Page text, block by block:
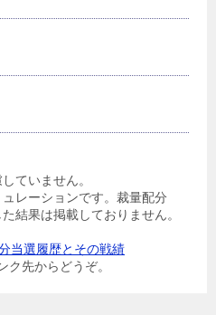
ていません。
レーションです。裁量配分
結果は掲載しておりません。
当選履歴とその戦績
ク先からどうぞ。